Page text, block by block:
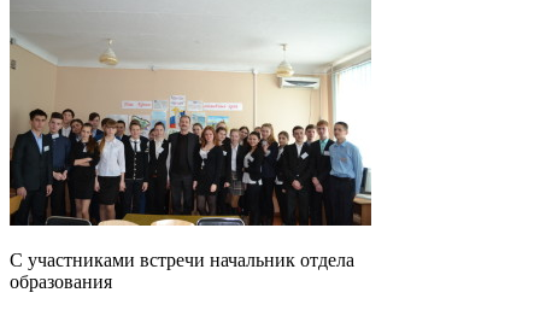
С участниками встречи начальник отдела
образования